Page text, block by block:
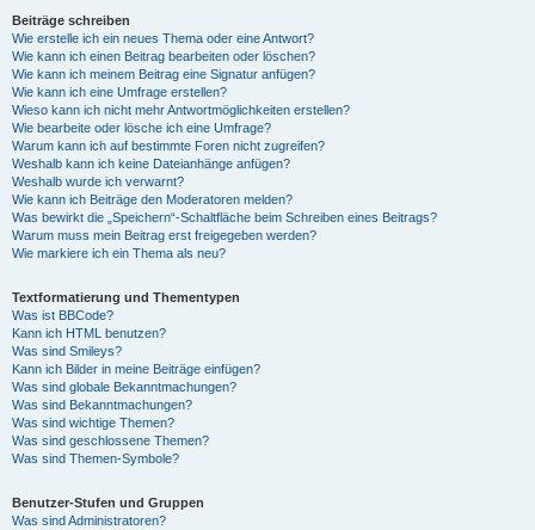
Beiträge schreiben
Wie erstelle ich ein neues Thema oder eine Antwort?
Wie kann ich einen Beitrag bearbeiten oder löschen?
Wie kann ich meinem Beitrag eine Signatur anfügen?
Wie kann ich eine Umfrage erstellen?
Wieso kann ich nicht mehr Antwortmöglichkeiten erstellen?
Wie bearbeite oder lösche ich eine Umfrage?
Warum kann ich auf bestimmte Foren nicht zugreifen?
Weshalb kann ich keine Dateianhänge anfügen?
Weshalb wurde ich verwarnt?
Wie kann ich Beiträge den Moderatoren melden?
Was bewirkt die „Speichern“-Schaltfläche beim Schreiben eines Beitrags?
Warum muss mein Beitrag erst freigegeben werden?
Wie markiere ich ein Thema als neu?
Textformatierung und Thementypen
Was ist BBCode?
Kann ich HTML benutzen?
Was sind Smileys?
Kann ich Bilder in meine Beiträge einfügen?
Was sind globale Bekanntmachungen?
Was sind Bekanntmachungen?
Was sind wichtige Themen?
Was sind geschlossene Themen?
Was sind Themen-Symbole?
Benutzer-Stufen und Gruppen
Was sind Administratoren?